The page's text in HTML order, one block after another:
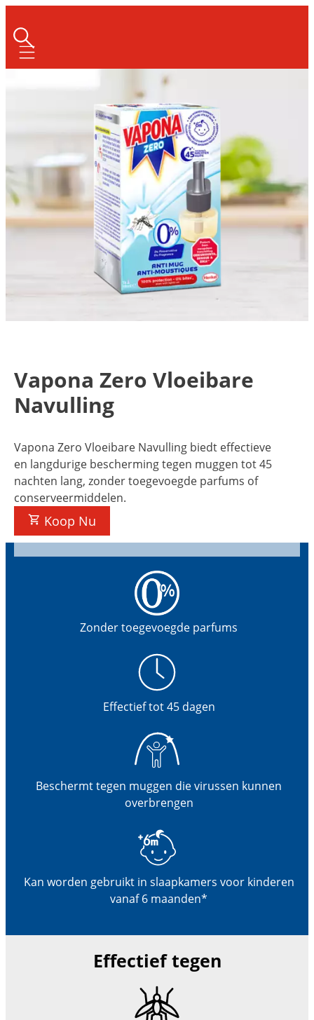
Mobile navigation
Vapona Zero Vloeibare
Navulling
Vapona Zero Vloeibare Navulling biedt effectieve
en langdurige bescherming tegen muggen tot 45
nachten lang, zonder toegevoegde parfums of
conserveermiddelen.
Koop Nu
Zonder toegevoegde parfums
Effectief tot 45 dagen
Beschermt tegen muggen die virussen kunnen
overbrengen
Kan worden gebruikt in slaapkamers voor kinderen
vanaf 6 maanden*
Effectief tegen